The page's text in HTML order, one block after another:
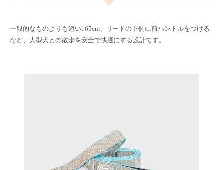
一般的なものよりも短い165cm、リードの下側に前ハンドルをつける
など、大型犬との散歩を安全で快適にする設計です。